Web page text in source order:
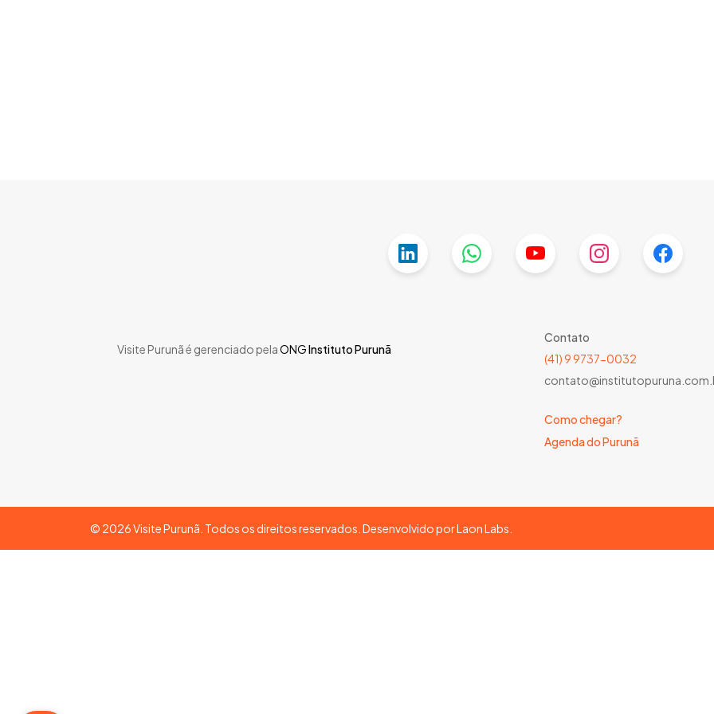
Visite Purunã é gerenciado pelaONGInstituto Purunã
Contato
(41) 9 9737-0032
Como chegar?
Agenda do Purunã
© 2026Visite Purunã. Todos os direitos reservados. Desenvolvido porLaon Labs